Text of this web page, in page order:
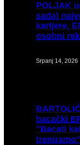
POLJAK
sada)
karijere,
osobni
Srpanj 14, 2026
bacački
"Bacati
treniramo"